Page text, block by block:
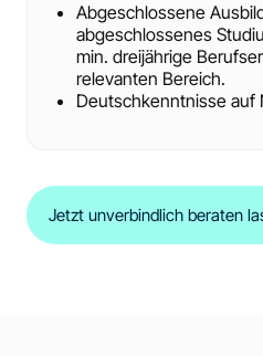
Abgeschlossene
abgeschlossenes
min. dreijährige
relevanten Bereich.
Deutschkenntnisse auf
Jetzt unverbindlich beraten